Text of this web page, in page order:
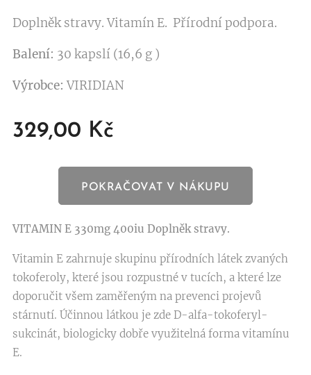
Doplněk stravy. Vitamín E. Přírodní podpora.
Balení: 30 kapslí (16,6 g )
Výrobce: VIRIDIAN
329,00 Kč
POKRAČOVAT V NÁKUPU
VITAMIN E 330mg 400iu Doplněk stravy.
Vitamin E zahrnuje skupinu přírodních látek zvaných
tokoferoly, které jsou rozpustné v tucích, a které lze
doporučit všem zaměřeným na prevenci projevů
stárnutí. Účinnou látkou je zde D-alfa-tokoferyl-
sukcinát, biologicky dobře využitelná forma vitamínu
E.